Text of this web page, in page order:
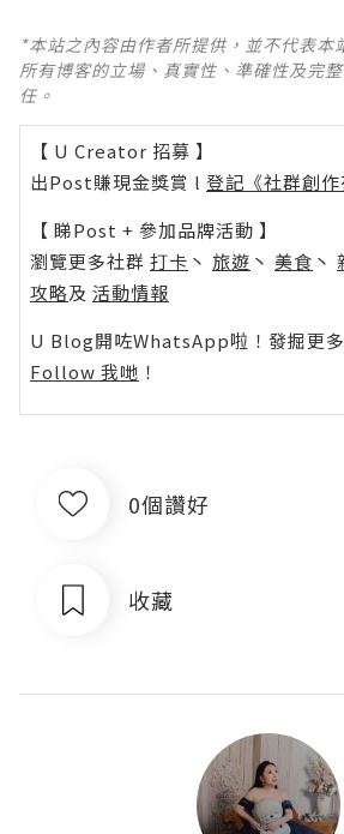
*本站之內容由作者所提供，並不代表本
所有博客的立場、真實性、準確性及完
任。
【 U Creator 招募 】
出Post賺現金獎賞 l 登記《社群創作
【 睇Post + 參加品牌活動 】
瀏覽更多社群 打卡 丶 旅遊 丶 美食 丶
攻略及 活動情報
U Blog開咗WhatsApp啦！發掘更多
Follow 我哋 ！
0個讚好
收藏